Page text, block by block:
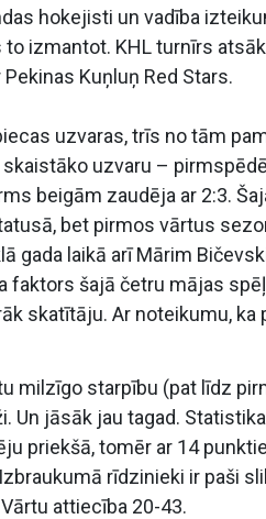
hokejisti un vadība
izmantot. KHL turnīrs
Kuņluņ Red Stars.
uzvaras, trīs no tām
uzvaru –
beigām zaudēja ar 2:3.
bet pirmos vārtus
gada laikā arī Mārim
faktors šajā četru mājas
skatītāju. Ar noteikumu, ka
milzīgo starpību (pat līdz
Un jāsāk jau tagad.
priekšā, tomēr ar 14
rīdzinieki ir paši
attiecība 20-43.